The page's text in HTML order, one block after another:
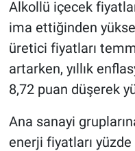
Alkollü içecek
ima ettiğinden
üretici fiyatları
artarken, yıllık
8,72 puan düşerek
Ana sanayi
enerji fiyatları yüzde